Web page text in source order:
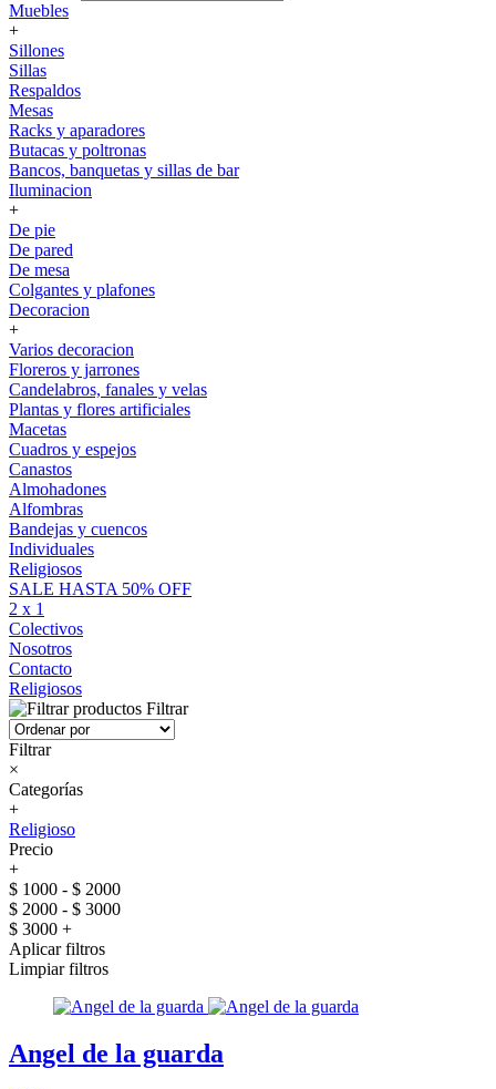
Muebles
+
Sillones
Sillas
Respaldos
Mesas
Racks y aparadores
Butacas y poltronas
Bancos, banquetas y sillas de bar
Iluminacion
+
De pie
De pared
De mesa
Colgantes y plafones
Decoracion
+
Varios decoracion
Floreros y jarrones
Candelabros, fanales y velas
Plantas y flores artificiales
Macetas
Cuadros y espejos
Canastos
Almohadones
Alfombras
Bandejas y cuencos
Individuales
Religiosos
SALE HASTA 50% OFF
2 x 1
Colectivos
Nosotros
Contacto
Religiosos
Filtrar
Filtrar
×
Categorías
+
Religioso
Precio
+
$ 1000 - $ 2000
$ 2000 - $ 3000
$ 3000 +
Aplicar filtros
Limpiar filtros
Angel de la guarda